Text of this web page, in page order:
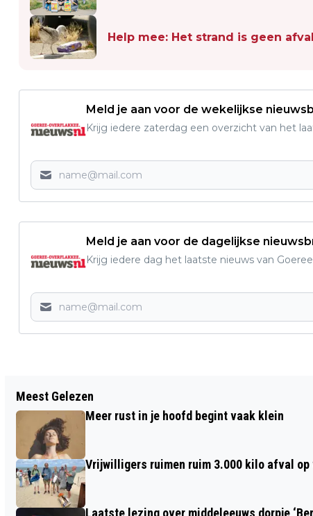
Help mee: Het strand is geen
Meld je aan voor de wekelijkse
Krijg iedere zaterdag een overzicht van het
Meld je aan voor de dagelijkse
Krijg iedere dag het laatste nieuws van
BOB-CAMPAGNE AFGETRAPT OP
STRAND OUDDORP
Meest Gelezen
Meer rust in je hoofd begint vaak klein
Vrijwilligers ruimen ruim 3.000 kilo afval